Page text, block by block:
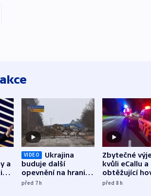
a
VIDEO
Ukrajina
buduje další
opevnění na hranici
s Běloruskem
před 7h
Zbytečné
kvůli eCallu a
obtěžující
zdržují
před 8h